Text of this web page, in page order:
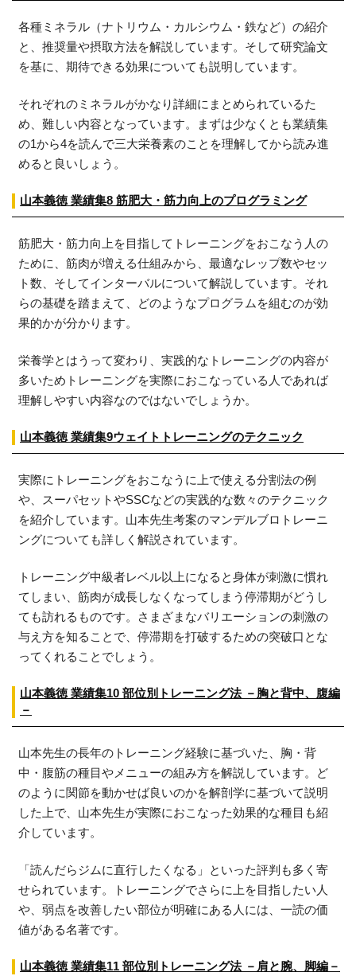
各種ミネラル（ナトリウム・カルシウム・鉄など）の紹介
と、推奨量や摂取方法を解説しています。そして研究論文
を基に、期待できる効果についても説明しています。
それぞれのミネラルがかなり詳細にまとめられているた
め、難しい内容となっています。まずは少なくとも業績集
の1から4を読んで三大栄養素のことを理解してから読み進
めると良いしょう。
山本義徳 業績集8 筋肥大・筋力向上のプログラミング
筋肥大・筋力向上を目指してトレーニングをおこなう人の
ために、筋肉が増える仕組みから、最適なレップ数やセッ
ト数、そしてインターバルについて解説しています。それ
らの基礎を踏まえて、どのようなプログラムを組むのが効
果的かが分かります。
栄養学とはうって変わり、実践的なトレーニングの内容が
多いためトレーニングを実際におこなっている人であれば
理解しやすい内容なのではないでしょうか。
山本義徳 業績集9ウェイトトレーニングのテクニック
実際にトレーニングをおこなうに上で使える分割法の例
や、スーパセットやSSCなどの実践的な数々のテクニック
を紹介しています。山本先生考案のマンデルブロトレーニ
ングについても詳しく解説されています。
トレーニング中級者レベル以上になると身体が刺激に慣れ
てしまい、筋肉が成長しなくなってしまう停滞期がどうし
ても訪れるものです。さまざまなバリエーションの刺激の
与え方を知ることで、停滞期を打破するための突破口とな
ってくれることでしょう。
山本義徳 業績集10 部位別トレーニング法 －胸と背中、腹編
－
山本先生の長年のトレーニング経験に基づいた、胸・背
中・腹筋の種目やメニューの組み方を解説しています。ど
のように関節を動かせば良いのかを解剖学に基づいて説明
した上で、山本先生が実際におこなった効果的な種目も紹
介しています。
「読んだらジムに直行したくなる」といった評判も多く寄
せられています。トレーニングでさらに上を目指したい人
や、弱点を改善したい部位が明確にある人には、一読の価
値がある名著です。
山本義徳 業績集11 部位別トレーニング法 －肩と腕、脚編－